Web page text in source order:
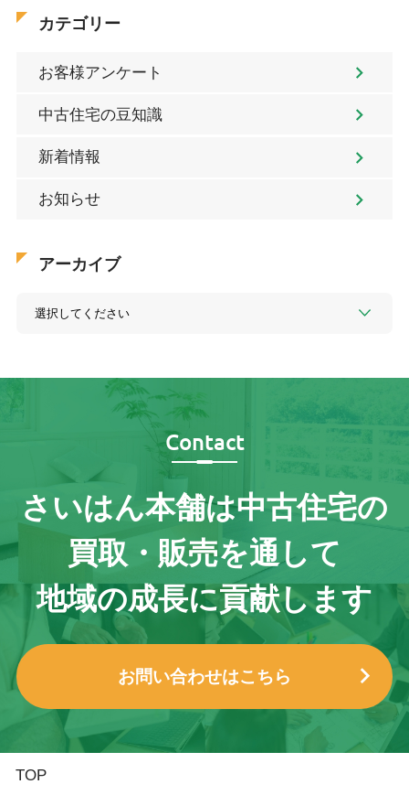
カテゴリー
お客様アンケート
中古住宅の豆知識
新着情報
お知らせ
アーカイブ
Contact
さいはん本舗は中古住宅の
買取・販売を通して
地域の成長に貢献します
お問い合わせはこちら
TOP